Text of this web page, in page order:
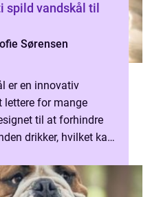
spild vandskål til
Sørensen
er en innovativ
lettere for mange
til at forhindre
drikker, hvilket kan